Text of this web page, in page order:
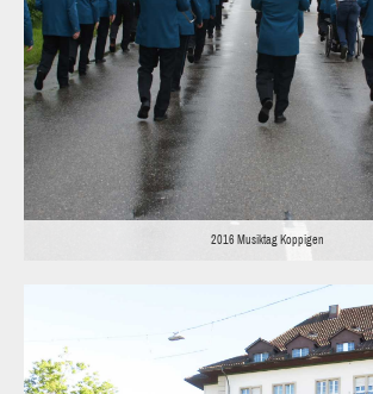
2016 Musiktag Koppigen